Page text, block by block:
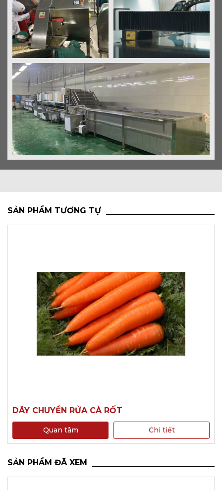
SẢN PHẨM TƯƠNG TỰ
DÂY CHUYỀN RỬA CÀ RỐT
Quan tâm Chi tiết
SẢN PHẨM ĐÃ XEM